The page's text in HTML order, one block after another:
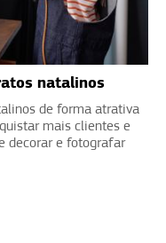
natalinos
de forma atrativa
mais clientes e
decorar e fotografar